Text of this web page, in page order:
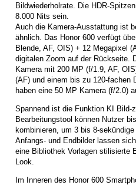
Bildwiederholrate. Die HDR-
8.000 Nits sein.
Auch die Kamera-Ausstattung ist
ähnlich. Das Honor 600 verfügt
Blende, AF, OIS) + 12 Megapixel
digitalen Zoom auf der Rückseite.
Kamera mit 200 MP (f/1.9, AF,
(AF) und einem bis zu 120-fachen
haben eine 50 MP Kamera (f/2.0)
Spannend ist die Funktion KI Bild-
Bearbeitungstool können Nutzer
kombinieren, um 3 bis 8-
Anfangs- und Endbilder lassen
eine Bibliothek Vorlagen stilisierte
Look.
Im Inneren des Honor 600